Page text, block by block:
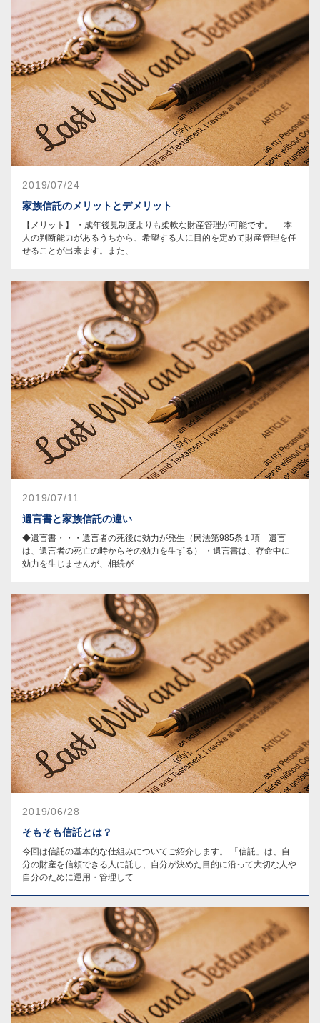
2019/07/24
家族信託のメリットとデメリット
【メリット】 ・成年後見制度よりも柔軟な財産管理が可能です。 本
人の判断能力があるうちから、希望する人に目的を定めて財産管理を任
せることが出来ます。また、
2019/07/11
遺言書と家族信託の違い
◆遺言書・・・遺言者の死後に効力が発生（民法第985条１項 遺言
は、遺言者の死亡の時からその効力を生ずる） ・遺言書は、存命中に
効力を生じませんが、相続が
2019/06/28
そもそも信託とは？
今回は信託の基本的な仕組みについてご紹介します。 「信託」は、自
分の財産を信頼できる人に託し、自分が決めた目的に沿って大切な人や
自分のために運用・管理して